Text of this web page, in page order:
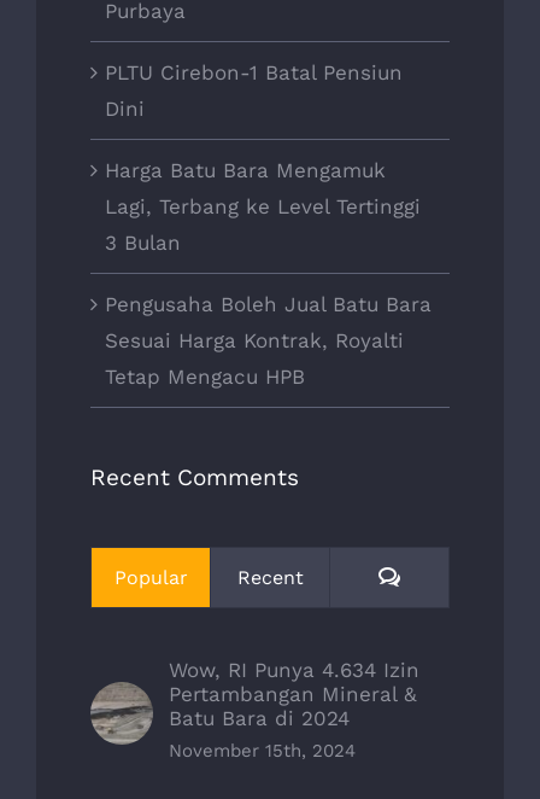
Purbaya
PLTU Cirebon-1 Batal Pensiun
Dini
Harga Batu Bara Mengamuk
Lagi, Terbang ke Level Tertinggi
3 Bulan
Pengusaha Boleh Jual Batu Bara
Sesuai Harga Kontrak, Royalti
Tetap Mengacu HPB
Recent Comments
Popular Recent Comments
Wow, RI Punya 4.634 Izin
Pertambangan Mineral &
Batu Bara di 2024
November 15th, 2024